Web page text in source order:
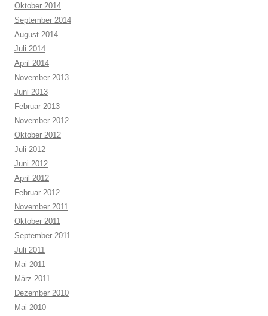
Oktober 2014
September 2014
August 2014
Juli 2014
April 2014
November 2013
Juni 2013
Februar 2013
November 2012
Oktober 2012
Juli 2012
Juni 2012
April 2012
Februar 2012
November 2011
Oktober 2011
September 2011
Juli 2011
Mai 2011
März 2011
Dezember 2010
Mai 2010